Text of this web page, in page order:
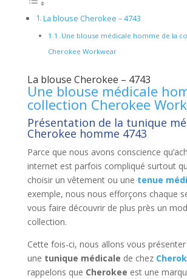
La blouse Cherokee – 4743
Une blouse médicale homme de la
Cherokee Workwear
La blouse Cherokee – 4743
Une blouse médicale
collection Cherokee
Présentation de la tunique
Cherokee homme 4743
Parce que nous avons conscience
internet est parfois compliqué surtout
choisir un vêtement ou une tenue
exemple, nous nous efforçons chaque
vous faire découvrir de plus près un
collection.
Cette fois-ci, nous allons vous présenter
une tunique médicale de chez
rappelons que Cherokee est une